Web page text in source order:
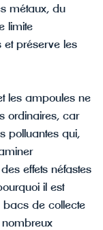
métaux, du
limite
et préserve les
les ampoules ne
ordinaires, car
polluantes qui,
effets néfastes
il est
de collecte